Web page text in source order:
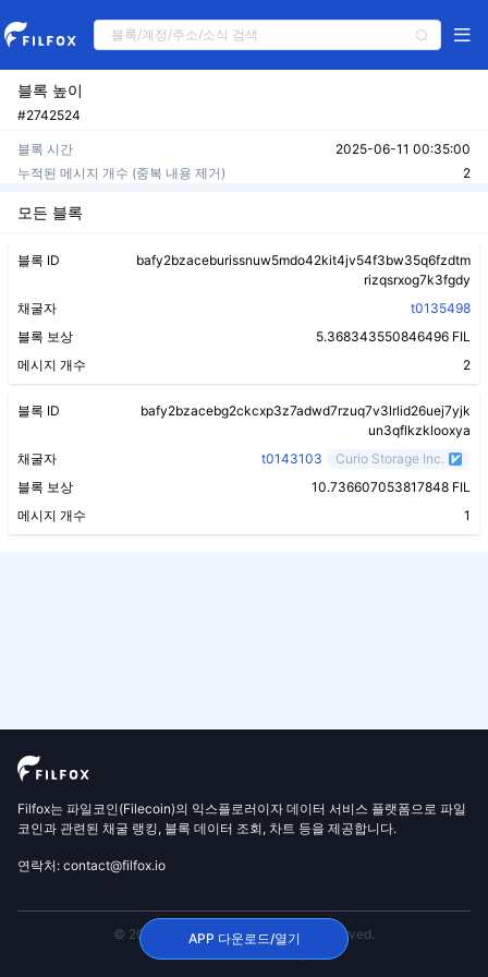
블록 높이
#2742524
블록 시간
2025-06-11 00:35:00
누적된 메시지 개수 (중복 내용 제거)
2
모든 블록
블록 ID
bafy2bzaceburissnuw5mdo42kit4jv54f3bw35q6fzdtm
rizqsrxog7k3fgdy
채굴자
t0135498
블록 보상
5.368343550846496 FIL
메시지 개수
2
블록 ID
bafy2bzacebg2ckcxp3z7adwd7rzuq7v3lrlid26uej7yjk
un3qflkzklooxya
채굴자
t0143103
Curio Storage Inc.
블록 보상
10.736607053817848 FIL
메시지 개수
1
Filfox는 파일코인(Filecoin)의 익스플로러이자 데이터 서비스 플랫폼으로 파일
코인과 관련된 채굴 랭킹, 블록 데이터 조회, 차트 등을 제공합니다.
연락처: contact@filfox.io
© 2020 FilFox Project. All Rights Reserved.
APP 다운로드/열기